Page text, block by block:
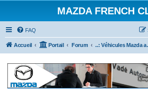
MAZDA FRENCH
FAQ
Accueil Portail Forum ..: